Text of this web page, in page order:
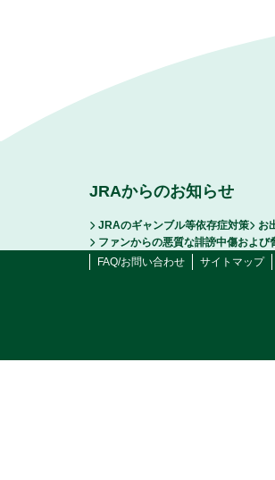
JRAからのお知らせ
JRAのギャンブル等依存症対策
お
ファンからの悪質な誹謗中傷およ
FAQ/お問い合わせ
サイトマップ